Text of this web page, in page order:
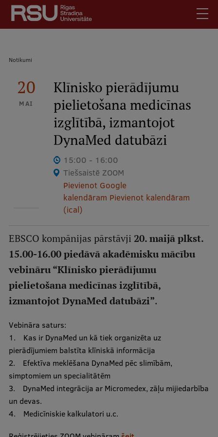
Pārlekt
galveno
saturu
Latviski
Meklēt Mobile
augšējā
izvēlne
Skolēniem
Studentiem
Absolventiem
Darbiniekiem
Mobile
galvenā
izvēlne
Studiju iespējas
Pamatstudiju programmas
Maģistra studiju programmas
Doktorantūra
Rezidentūra
Uzņemšana
Praktiska informācija
Par RSU
Atpakaļceļš
Notikumi
20
MAI
Klīnisko pierādījumu
pielietošana medicīnas
izglītībā, izmantojot
DynaMed datubāzi
15:00 - 16:00
Tiešsaistē ZOOM
Pievienot Google
kalendāram Pievienot kalendāram
(ical)
EBSCO kompānijas pārstāvji 20. maijā plkst.
15.00-16.00 piedāvā akadēmisku mācību
vebināru “Klīnisko pierādījumu
pielietošana medicīnas izglītībā,
izmantojot DynaMed datubāzi”.
Vebināra saturs:
1. Kas ir DynaMed un kā tiek organizēta uz
pierādījumiem balstīta klīniskā informācija
2. Efektīva meklēšana DynaMed pēc slimībām,
simptomiem un specialitātēm
3. DynaMed integrācija ar Micromedex, zāļu mijiedarbība
un devas.
4. Medicīniskie kalkulatori u.c.